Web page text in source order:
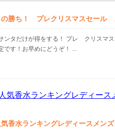
の勝ち！ プレクリスマスセール
ンタだけが得をする！ プレ クリスマス
です！お早めにどうぞ！ ...
香水ランキングレディースメン